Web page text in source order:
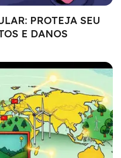
PROTEJA SEU
E DANOS